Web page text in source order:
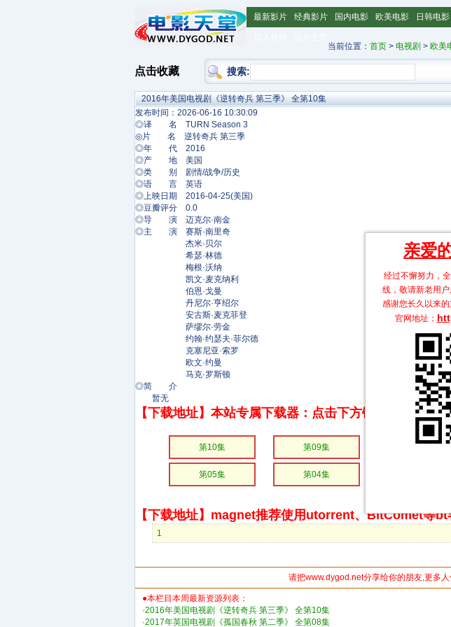
最新影片 经典影片 国内电影 欧美电影 日韩电影
当前位置： 首页 > 电视剧 > 欧美
点击收藏 搜索:
亲爱
经过不懈努力，
线，敬请新老用户
感谢您长久以来
官网地址：
2016年美国电视剧《逆转奇兵 第三季》 全第10集
发布时间：2026-06-16 10:30:09
◎译 名 TURN Season 3
◎片 名 逆转奇兵 第三季
◎年 代 2016
◎产 地 美国
◎类 别 剧情/战争/历史
◎语 言 英语
◎上映日期 2016-04-25(美国)
◎豆瓣评分 0.0
◎导 演 迈克尔·南金
◎主 演 赛斯·南里奇
杰米·贝尔
希瑟·林德
梅根·沃纳
凯文·麦克纳利
伯恩·戈曼
丹尼尔·亨绍尔
安古斯·麦克菲登
萨缪尔·劳金
约翰·约瑟夫·菲尔德
克塞尼亚·索罗
欧文·约曼
马克·罗斯顿
◎简 介
暂无
【下载地址】本站专属下载器：点击下方链接 即可享
第10集 第09集
第05集 第04集
【下载地址】magnet推荐使用utorrent、BitComet等bt
1
请把www.dygod.net分享给你的朋友,更多
●本栏目本周最新资源列表：
·2016年美国电视剧《逆转奇兵 第三季》 全第10集
·2017年英国电视剧《孤国春秋 第二季》 全第08集